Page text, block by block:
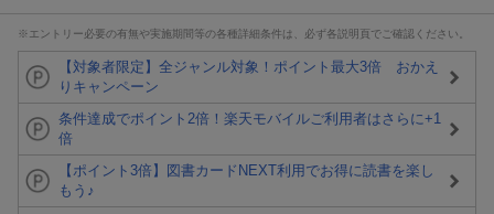
※エントリー必要の有無や実施期間等の各種詳細条件は、必ず各説明頁でご確認ください。
【対象者限定】全ジャンル対象！ポイント最大3倍 おかえ
りキャンペーン
条件達成でポイント2倍！楽天モバイルご利用者はさらに+1
倍
【ポイント3倍】図書カードNEXT利用でお得に読書を楽し
もう♪